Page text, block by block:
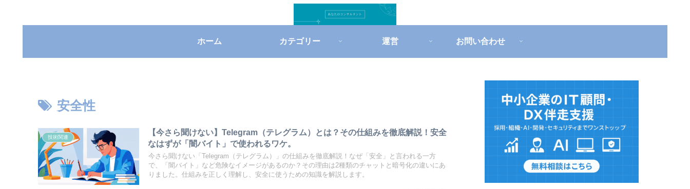
ホーム カテゴリー 運営 お問い合わせ
安全性
技術関連
【今さら聞けない】Telegram（テレグラム）とは？その仕組みを徹底解説！安全
なはずが「闇バイト」で使われるワケ。
今さら聞けない「Telegram（テレグラム）」の仕組みを徹底解説！なぜ「安全」と言われる一方
で、「闇バイト」など危険なイメージがあるのか？その理由は2種類のチャットと暗号化の違いにあ
りました。仕組みを正しく理解し、安全に使うための知識を解説します。